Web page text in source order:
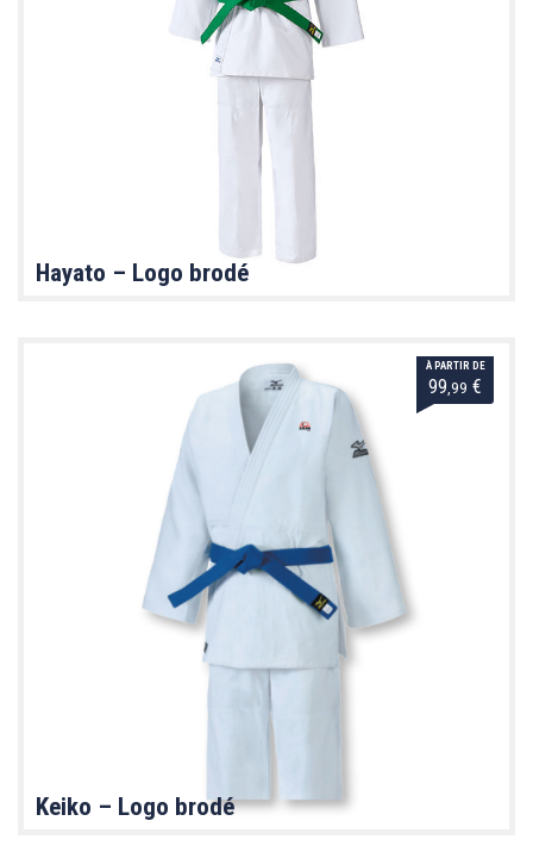
Hayato – Logo brodé
À PARTIR DE
99 ,99 €
Keiko – Logo brodé